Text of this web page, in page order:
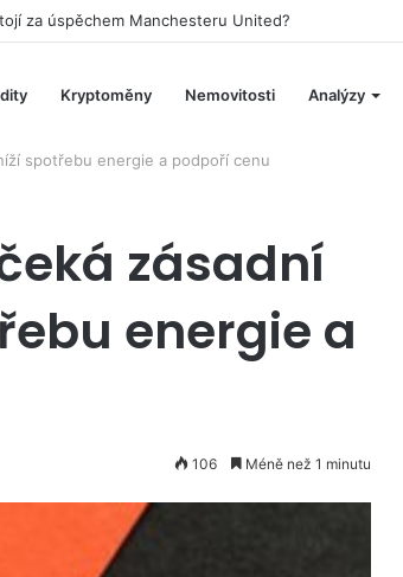
na stavbě vesmírné stanice Starlab
Kryptoměny Nemovitosti Analýzy
spotřebu energie a podpoří cenu
zásadní
energie a
106 Méně než 1 minutu